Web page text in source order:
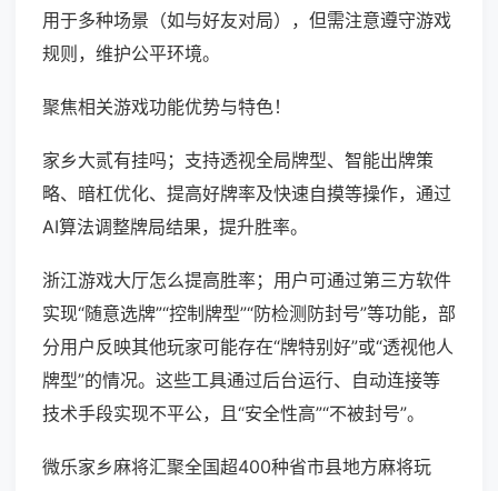
用于多种场景（如与好友对局），但需注意遵守游戏
规则，维护公平环境。
聚焦相关游戏功能优势与特色！
家乡大贰有挂吗；支持透视全局牌型、智能出牌策
略、暗杠优化、提高好牌率及快速自摸等操作，通过
AI算法调整牌局结果，提升胜率。
浙江游戏大厅怎么提高胜率；用户可通过第三方软件
实现“随意选牌”“控制牌型”“防检测防封号”等功能，部
分用户反映其他玩家可能存在“牌特别好”或“透视他人
牌型”的情况。这些工具通过后台运行、自动连接等
技术手段实现不平公，且“安全性高”“不被封号”。
微乐家乡麻将汇聚全国超400种省市县地方麻将玩